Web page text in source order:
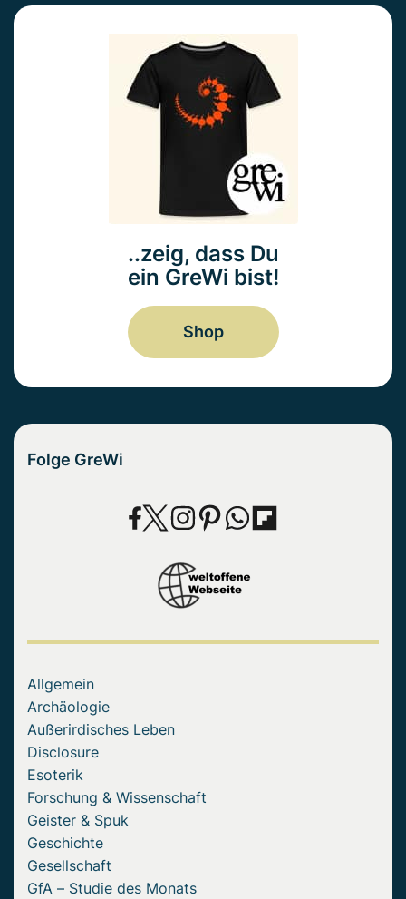
..zeig, dass Du
ein GreWi bist!
Shop
Folge GreWi
Allgemein
Archäologie
Außerirdisches Leben
Disclosure
Esoterik
Forschung & Wissenschaft
Geister & Spuk
Geschichte
Gesellschaft
GfA – Studie des Monats